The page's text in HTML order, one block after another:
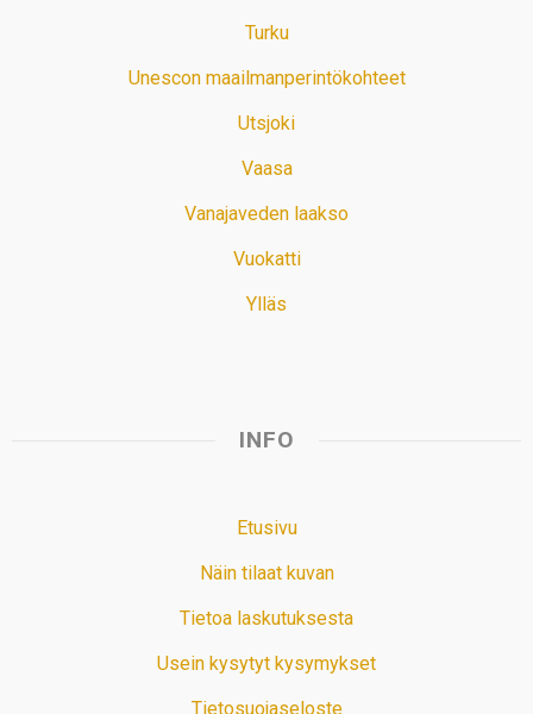
Turku
Unescon maailmanperintökohteet
Utsjoki
Vaasa
Vanajaveden laakso
Vuokatti
Ylläs
INFO
Etusivu
Näin tilaat kuvan
Tietoa laskutuksesta
Usein kysytyt kysymykset
Tietosuojaseloste